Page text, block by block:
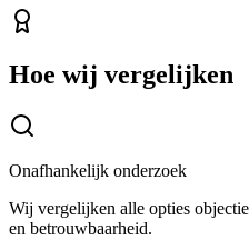
Hoe wij vergelijken
Onafhankelijk onderzoek
Wij vergelijken alle opties
en betrouwbaarheid.